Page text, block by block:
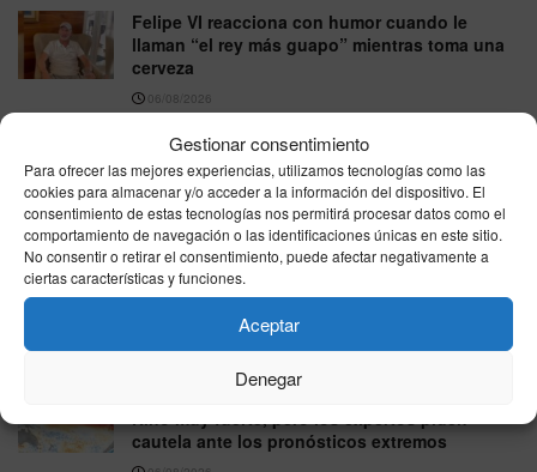
Gestionar consentimiento
Para ofrecer las mejores experiencias, utilizamos tecnologías como las
cookies para almacenar y/o acceder a la información del dispositivo. El
consentimiento de estas tecnologías nos permitirá procesar datos como el
comportamiento de navegación o las identificaciones únicas en este sitio.
No consentir o retirar el consentimiento, puede afectar negativamente a
ciertas características y funciones.
Aceptar
Denegar
Felipe VI reacciona con humor cuando le
llaman “el rey más guapo” mientras toma una
cerveza
06/08/2026
Eclipse total de Sol del 12 de agosto: estas
son las ciudades españolas donde se verá por
completo
06/08/2026
La sequía pone bajo presión a la energía
nuclear: Hungría reduce su principal central y
España vigila sus reservas
06/08/2026
NOAA eleva al 81% la probabilidad de un El
Niño muy fuerte, pero los expertos piden
cautela ante los pronósticos extremos